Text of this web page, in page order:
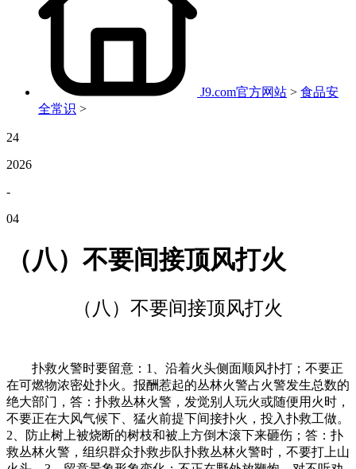
J9.com官方网站 > 食品安
全常识 >
24
2026
-
04
（八）不要间接顶风打火
（八）不要间接顶风打火
扑救火警时要留意：1、沿着火头侧面顺风扑打；不要正
在可燃物浓密处扑火。报酬惹起的丛林火警占火警发生总数的
绝大部门，答：扑救丛林火警，发觉别人玩火或随便用火时，
不要正在大风气候下、猛火前提下间接扑火，投入扑救工做。
2、防止树上被烧断的树枝和被上方倒木滚下来砸伤；答：扑
救丛林火警，组织群众扑救步队扑救丛林火警时，不要打上山